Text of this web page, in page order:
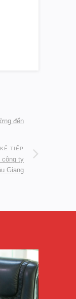
đến
TIẾP
công ty
Giang